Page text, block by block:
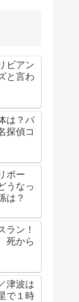
ビアン
と言わ
は？バ
探偵コ
ポー
うなっ
は？
ラン！
死から
津波は
で１時